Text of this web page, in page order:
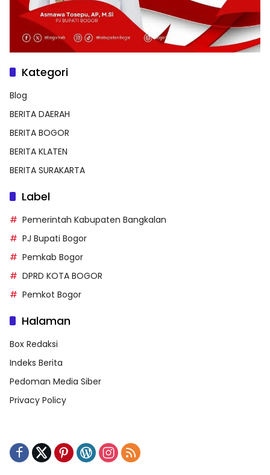
Kategori
Blog
BERITA DAERAH
BERITA BOGOR
BERITA KLATEN
BERITA SURAKARTA
Label
Pemerintah Kabupaten Bangkalan
PJ Bupati Bogor
Pemkab Bogor
DPRD KOTA BOGOR
Pemkot Bogor
Halaman
Box Redaksi
Indeks Berita
Pedoman Media Siber
Privacy Policy